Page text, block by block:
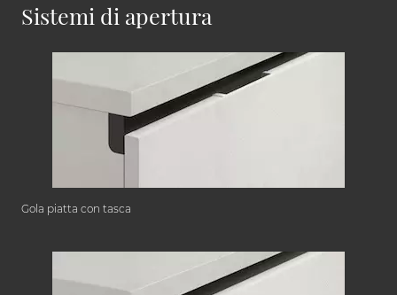
Sistemi di apertura
Gola piatta con tasca